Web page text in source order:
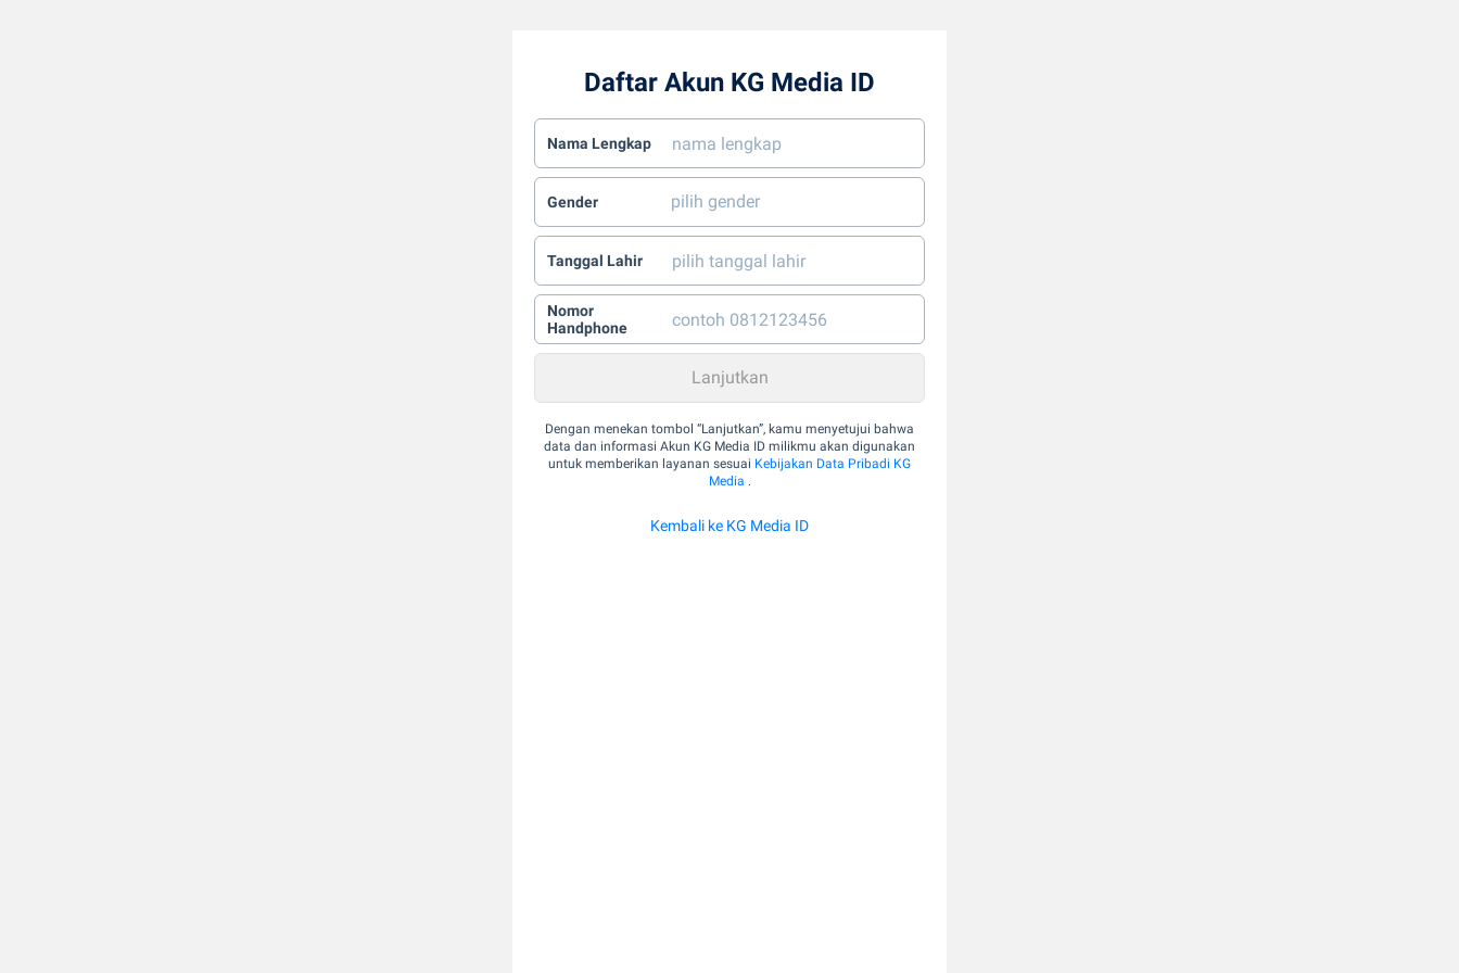
Daftar Akun KG Media ID
Nama Lengkap
Gender
Tanggal Lahir
Nomor
Handphone
Dengan menekan tombol “Lanjutkan”, kamu menyetujui bahwa
data dan informasi Akun KG Media ID milikmu akan digunakan
untuk memberikan layanan sesuai Kebijakan Data Pribadi KG
Media .
Kembali ke KG Media ID